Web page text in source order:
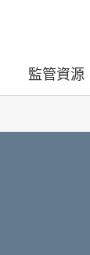
監管資源